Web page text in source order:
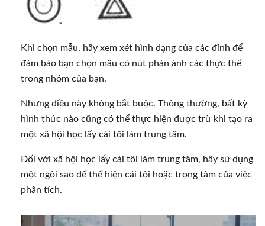
Khi chọn mẫu, hãy xem xét hình dạng của các đỉnh để
đảm bảo bạn chọn mẫu có nút phản ánh các thực thể
trong nhóm của bạn.
Nhưng điều này không bắt buộc. Thông thường, bất kỳ
hình thức nào cũng có thể thực hiện được trừ khi tạo ra
một xã hội học lấy cái tôi làm trung tâm.
Đối với xã hội học lấy cái tôi làm trung tâm, hãy sử dụng
một ngôi sao để thể hiện cái tôi hoặc trọng tâm của việc
phân tích.